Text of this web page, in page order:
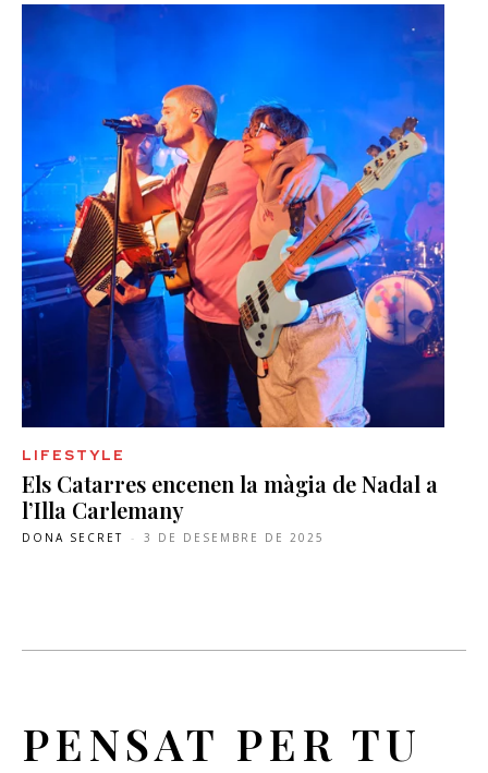
LIFESTYLE
Els Catarres encenen la màgia de Nadal a
l’Illa Carlemany
DONA SECRET - 3 DE DESEMBRE DE 2025
PENSAT PER TU